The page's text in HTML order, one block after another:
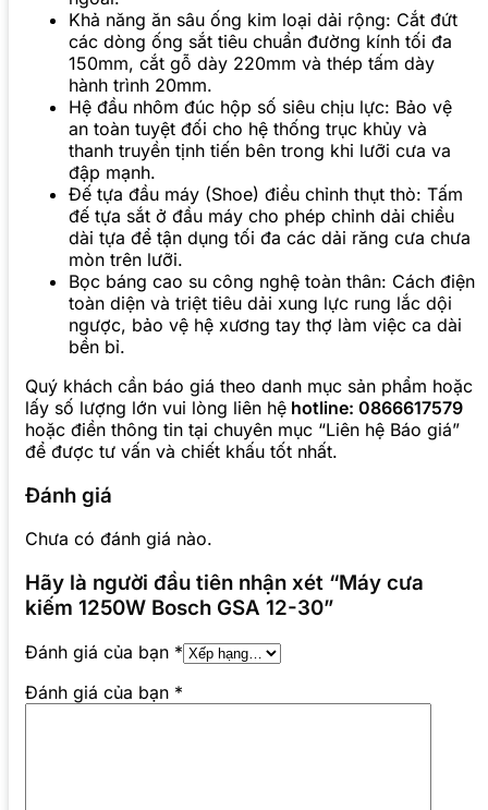
Khả năng ăn sâu ống kim loại dải rộng: Cắt đứt
các dòng ống sắt tiêu chuẩn đường kính tối đa
150mm, cắt gỗ dày 220mm và thép tấm dày
hành trình 20mm.
Hệ đầu nhôm đúc hộp số siêu chịu lực: Bảo vệ
an toàn tuyệt đối cho hệ thống trục khủy và
thanh truyền tịnh tiến bên trong khi lưỡi cưa va
đập mạnh.
Đế tựa đầu máy (Shoe) điều chỉnh thụt thò: Tấm
đế tựa sắt ở đầu máy cho phép chỉnh dải chiều
dài tựa để tận dụng tối đa các dải răng cưa chưa
mòn trên lưỡi.
Bọc báng cao su công nghệ toàn thân: Cách điện
toàn diện và triệt tiêu dải xung lực rung lắc dội
ngược, bảo vệ hệ xương tay thợ làm việc ca dài
bền bỉ.
Quý khách cần báo giá theo danh mục sản phẩm hoặc
lấy số lượng lớn vui lòng liên hệ hotline: 0866617579
hoặc điền thông tin tại chuyên mục “Liên hệ Báo giá”
để được tư vấn và chiết khấu tốt nhất.
Đánh giá
Chưa có đánh giá nào.
Hãy là người đầu tiên nhận xét “Máy cưa
kiếm 1250W Bosch GSA 12-30”
Đánh giá của bạn *
Đánh giá của bạn *